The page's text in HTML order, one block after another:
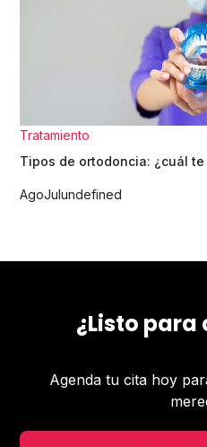
Tratamiento
Tipos de ortodoncia: ¿cuál
AgoJulundefined
¿Listo para
Agenda tu cita hoy